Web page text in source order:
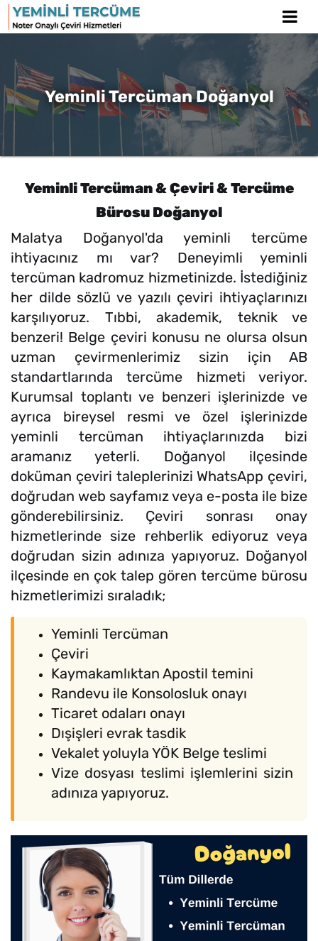
Yeminli Tercüman Doğanyol
Yeminli Tercüman & Çeviri & Tercüme
Bürosu Doğanyol
Malatya Doğanyol'da yeminli tercüme
ihtiyacınız mı var? Deneyimli yeminli
tercüman kadromuz hizmetinizde. İstediğiniz
her dilde sözlü ve yazılı çeviri ihtiyaçlarınızı
karşılıyoruz. Tıbbi, akademik, teknik ve
benzeri! Belge çeviri konusu ne olursa olsun
uzman çevirmenlerimiz sizin için AB
standartlarında tercüme hizmeti veriyor.
Kurumsal toplantı ve benzeri işlerinizde ve
ayrıca bireysel resmi ve özel işlerinizde
yeminli tercüman ihtiyaçlarınızda bizi
aramanız yeterli. Doğanyol ilçesinde
doküman çeviri taleplerinizi WhatsApp çeviri,
doğrudan web sayfamız veya e-posta ile bize
gönderebilirsiniz. Çeviri sonrası onay
hizmetlerinde size rehberlik ediyoruz veya
doğrudan sizin adınıza yapıyoruz. Doğanyol
ilçesinde en çok talep gören tercüme bürosu
hizmetlerimizi sıraladık;
Yeminli Tercüman
Çeviri
Kaymakamlıktan Apostil temini
Randevu ile Konsolosluk onayı
Ticaret odaları onayı
Dışişleri evrak tasdik
Vekalet yoluyla YÖK Belge teslimi
Vize dosyası teslimi işlemlerini sizin
adınıza yapıyoruz.